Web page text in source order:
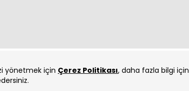
yönetmek için Çerez Politikası, daha fazla bilgi için